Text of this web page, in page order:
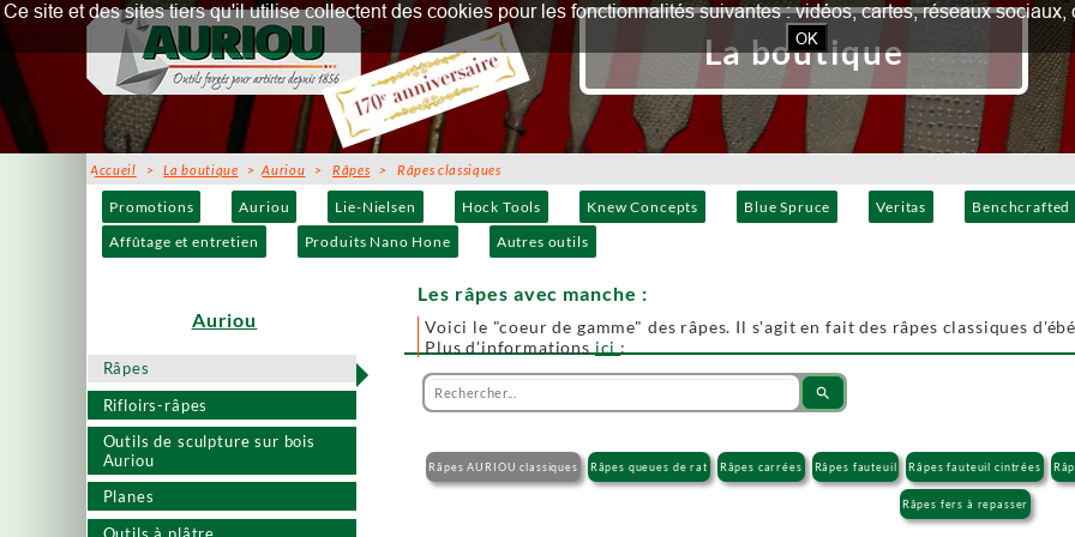
Promotions Auriou Lie-Nielsen Hock Tools Knew Concepts Blue Spruce Veritas Benchcrafted
Affûtage et entretien
Produits Nano Hone Autres outils
Râpes
Rifloirs-râpes
Outils de sculpture sur bois
Auriou
Planes
Outils à plâtre
La boutique
Accueil >La boutique >Auriou >Râpes > Râpes classiques
Les râpes avec manche :
Voici le "coeur de gamme" des râpes. Il s'agit en fait des râpes classiques
Plus d'informations ici :
Auriou
search
Râpes AURIOU classiques Râpes queues de rat Râpes carrées Râpes fauteuil Râpes fauteuil cintrées
Râpes fers à repasser
Ce site et des sites tiers qu'il utilise collectent des cookies pour les fonctionnalités suivantes : vidéos, cartes, réseaux
OK